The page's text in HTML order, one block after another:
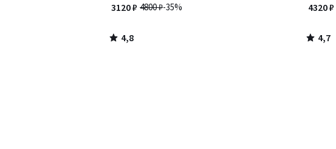
4800 ₽-35%
3120 ₽
4,8
/
4320 ₽
4,7
/